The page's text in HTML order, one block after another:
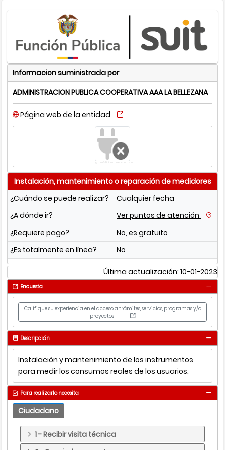
Informacion suministrada por
ADMINISTRACION PUBLICA COOPERATIVA AAA LA BELLEZANA
Página web de la entidad
Logo no definido o no encontrado
Instalación, mantenimiento o reparación de medidores
¿Cuándo se puede realizar?
Cualquier fecha
¿A dónde ir?
Ver puntos de atención
¿Requiere pago?
No, es gratuito
¿Es totalmente en línea?
No
Última actualización: 10-01-2023
Encuesta
Califique su experiencia en el acceso a trámites, servicios, programas y/o
proyectos
Descripción
Instalación y mantenimiento de los instrumentos
para medir los consumos reales de los usuarios.
Para realizarlo necesita
Ciudadano
1 - Recibir visita técnica